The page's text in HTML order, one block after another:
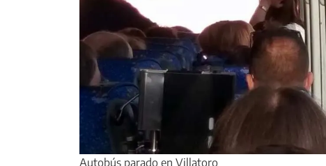
Autobús parado en Villatoro